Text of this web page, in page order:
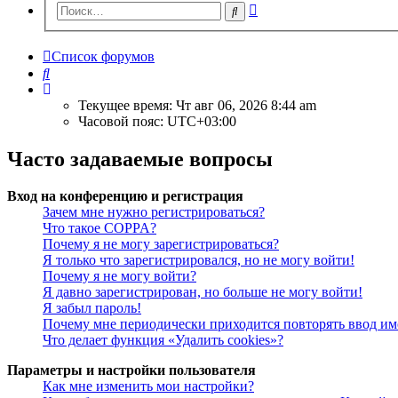
Поиск
Список форумов
Поиск
Текущее время: Чт авг 06, 2026 8:44 am
Часовой пояс: UTC+03:00
Часто задаваемые вопросы
Вход на конференцию и регистрация
Зачем мне нужно регистрироваться?
Что такое COPPA?
Почему я не могу зарегистрироваться?
Я только что зарегистрировался, но не могу войти!
Почему я не могу войти?
Я давно зарегистрирован, но больше не могу войти!
Я забыл пароль!
Почему мне периодически приходится повторять ввод
Что делает функция «Удалить cookies»?
Параметры и настройки пользователя
Как мне изменить мои настройки?